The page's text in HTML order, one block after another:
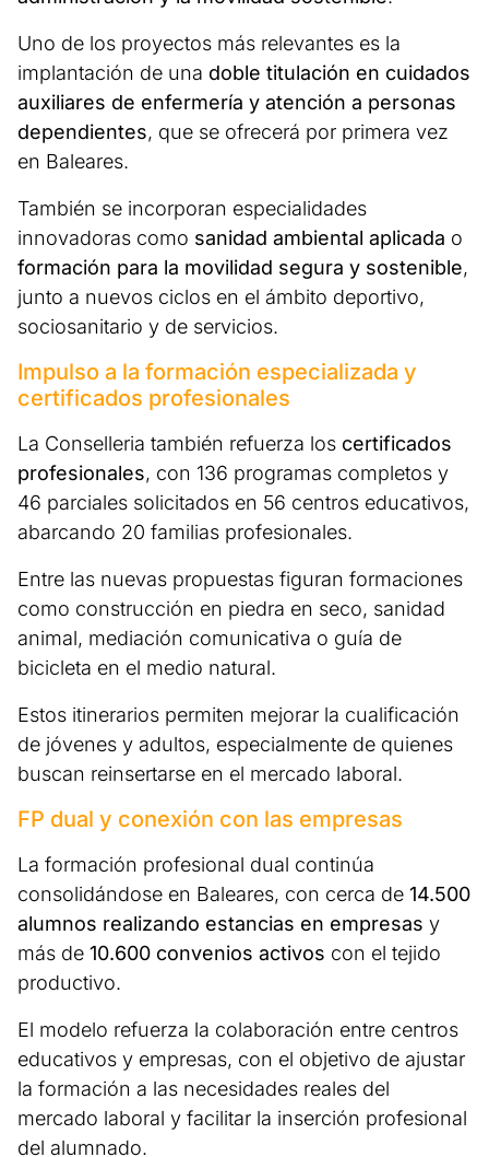
Uno de los proyectos más relevantes es la
implantación de una doble titulación en cuidados
auxiliares de enfermería y atención a personas
dependientes, que se ofrecerá por primera vez
en Baleares.
También se incorporan especialidades
innovadoras como sanidad ambiental aplicada o
formación para la movilidad segura y sostenible,
junto a nuevos ciclos en el ámbito deportivo,
sociosanitario y de servicios.
Impulso a la formación especializada y
certificados profesionales
La Conselleria también refuerza los certificados
profesionales, con 136 programas completos y
46 parciales solicitados en 56 centros educativos,
abarcando 20 familias profesionales.
Entre las nuevas propuestas figuran formaciones
como construcción en piedra en seco, sanidad
animal, mediación comunicativa o guía de
bicicleta en el medio natural.
Estos itinerarios permiten mejorar la cualificación
de jóvenes y adultos, especialmente de quienes
buscan reinsertarse en el mercado laboral.
FP dual y conexión con las empresas
La formación profesional dual continúa
consolidándose en Baleares, con cerca de 14.500
alumnos realizando estancias en empresas y
más de 10.600 convenios activos con el tejido
productivo.
El modelo refuerza la colaboración entre centros
educativos y empresas, con el objetivo de ajustar
la formación a las necesidades reales del
mercado laboral y facilitar la inserción profesional
del alumnado.